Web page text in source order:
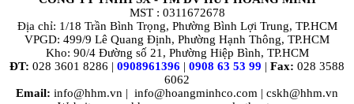
MST : 0311672678
Địa chỉ: 1/18 Trần Bình Trọng, Phường Bình Lợi Trung, TP.HCM
VPGD: 499/9 Lê Quang Định, Phường Hạnh Thông, TP.HCM
Kho: 90/4 Đường số 21, Phường Hiệp Bình, TP.HCM
ĐT: 028 3601 8286 | 0908961396 | 0908 63 53 99 | Fax: 028 3588
6062
Email: info@hhm.vn | info@hoangminhco.com | cskh@hhm.vn